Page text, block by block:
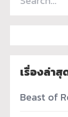
เรื่องล่าสุ
Beast of